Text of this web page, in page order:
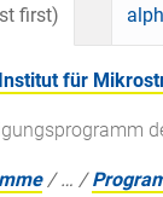
first)
für
/… /